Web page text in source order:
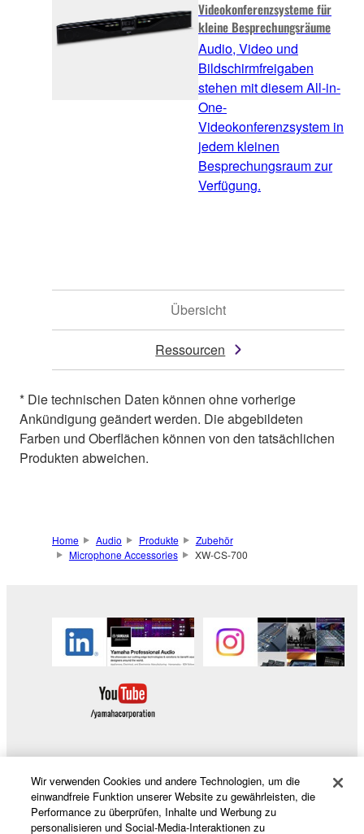
Videokonferenzsysteme für
kleine Besprechungsräume
Audio, Video und
Bildschirmfreigaben
stehen mit diesem All-in-
One-
Videokonferenzsystem in
jedem kleinen
Besprechungsraum zur
Verfügung.
Übersicht
Ressourcen
* Die technischen Daten können ohne vorherige
Ankündigung geändert werden. Die abgebildeten
Farben und Oberflächen können von den tatsächlichen
Produkten abweichen.
Home Audio Produkte
Zubehör
Microphone Accessories
XW-CS-700
Produkte und Lösungen
Wir verwenden Cookies und andere Technologien, um die
einwandfreie Funktion unserer Website zu gewährleisten, die
Performance zu überprüfen, Inhalte und Werbung zu
personalisieren und Social-Media-Interaktionen zu